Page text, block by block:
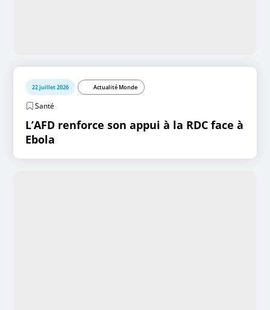
22 juillet 2026 Actualité Monde
Santé
L’AFD renforce son appui à la RDC face à
Ebola